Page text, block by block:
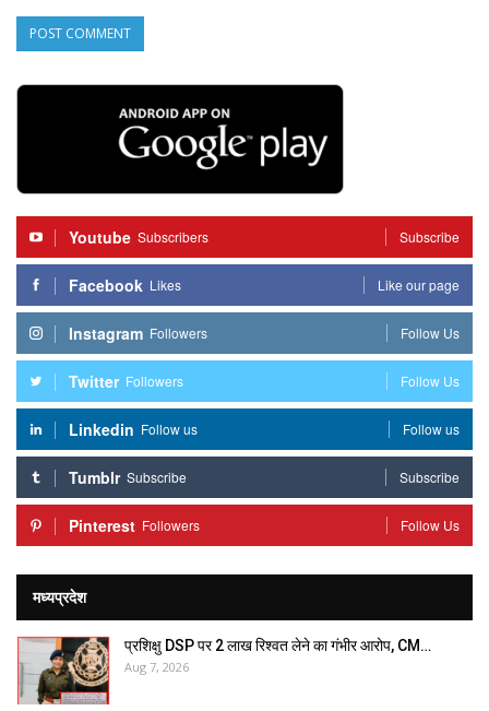
Youtube Subscribers Subscribe
Facebook Likes Like our page
Instagram Followers Follow Us
Twitter Followers Follow Us
Linkedin Follow us Follow us
Tumblr Subscribe Subscribe
Pinterest Followers Follow Us
मध्यप्रदेश
प्रशिक्षु DSP पर ₹2 लाख रिश्वत लेने का गंभीर आरोप, CM…
Aug 7, 2026